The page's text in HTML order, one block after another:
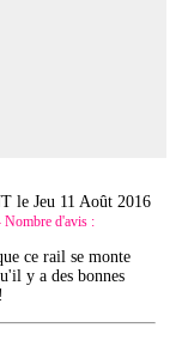
leJeu 11 Août 2016
Nombre d'avis :
ce rail se monte
y a des bonnes